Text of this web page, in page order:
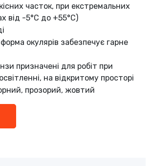
часток, при екстремальних
від -5°C до +55°C)
окулярів забезпечує гарне
призначені для робіт при
на відкритому просторі
прозорий, жовтий